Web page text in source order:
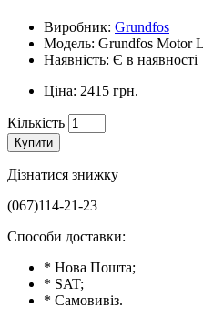
Виробник: Grundfos
Модель: Grundfos Motor
Наявність: Є в наявності
Ціна: 2415 грн.
Кількість
Купити
Дізнатися знижку
(067)114-21-23
Способи доставки:
* Нова Пошта;
* SAT;
* Самовивіз.